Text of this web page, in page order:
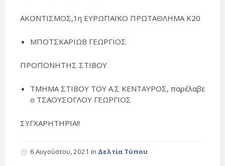
ΑΚΟΝΤΙΣΜΟΣ,1η ΕΥΡΩΠΑΪΚΟ ΠΡΩΤΑΘΛΗΜΑ Κ20
ΜΠΟΤΣΚΑΡΙΩΒ ΓΕΩΡΓΙΟΣ
ΠΡΟΠΟΝΗΤΗΣ ΣΤΙΒΟΥ
ΤΜΗΜΑ ΣΤΙΒΟΥ ΤΟΥ Α.Σ ΚΕΝΤΑΥΡΟΣ, παρέλαβε
ο ΤΣΑΟΥΣΟΓΛΟΥ ΓΕΩΡΓΙΟΣ
ΣΥΓΧΑΡΗΤΗΡΙΑ!!
6 Αυγούστου, 2021 in Δελτία Τύπου